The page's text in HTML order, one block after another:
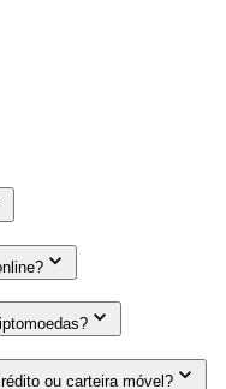
ou carteira móvel?